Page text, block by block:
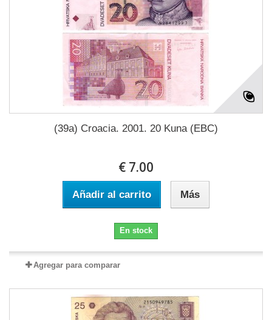
(39a) Croacia. 2001. 20 Kuna (EBC)
€ 7.00
Añadir al carrito Más
En stock
Agregar para comparar